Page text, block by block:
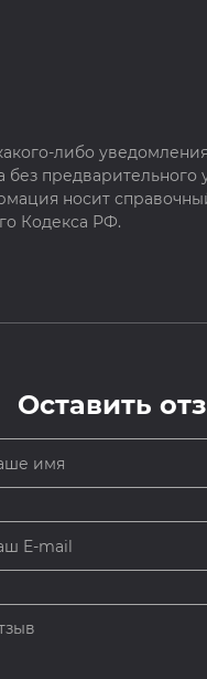
либо
предварительного
носит
Кодекса РФ.
Оставить